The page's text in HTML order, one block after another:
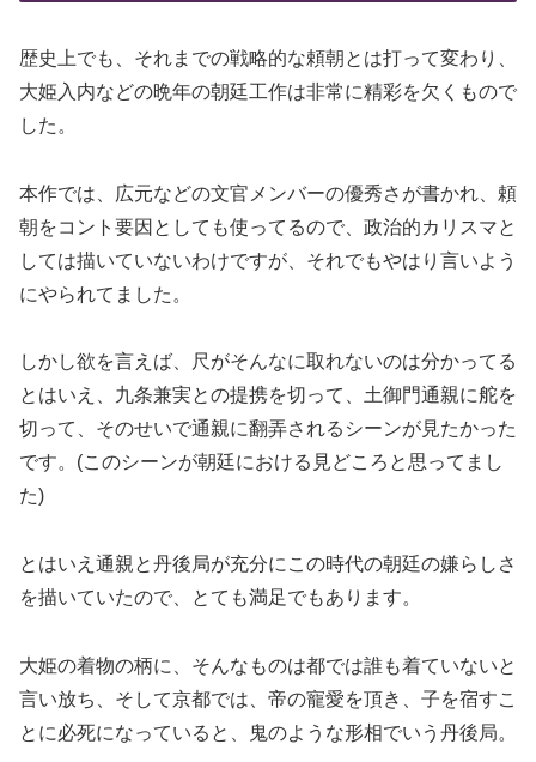
歴史上でも、それまでの戦略的な頼朝とは打って変わり、
大姫入内などの晩年の朝廷工作は非常に精彩を欠くもので
した。
本作では、広元などの文官メンバーの優秀さが書かれ、頼
朝をコント要因としても使ってるので、政治的カリスマと
しては描いていないわけですが、それでもやはり言いよう
にやられてました。
しかし欲を言えば、尺がそんなに取れないのは分かってる
とはいえ、九条兼実との提携を切って、土御門通親に舵を
切って、そのせいで通親に翻弄されるシーンが見たかった
です。(このシーンが朝廷における見どころと思ってまし
た)
とはいえ通親と丹後局が充分にこの時代の朝廷の嫌らしさ
を描いていたので、とても満足でもあります。
大姫の着物の柄に、そんなものは都では誰も着ていないと
言い放ち、そして京都では、帝の寵愛を頂き、子を宿すこ
とに必死になっていると、鬼のような形相でいう丹後局。